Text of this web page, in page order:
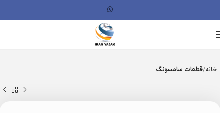
خانه قطعات سامسونگ